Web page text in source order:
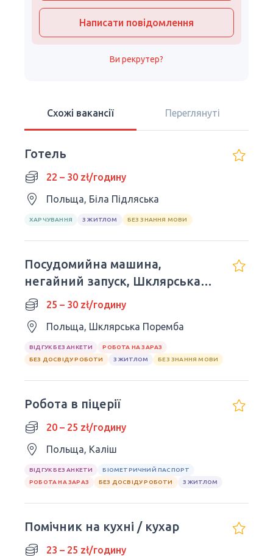
Написати повідомлення
Ви рекрутер?
Схожі вакансії Переглянуті
Готель
22 – 30 zł/годину
Польща, Біла Підляська
ХАРЧУВАННЯ З ЖИТЛОМ БЕЗ ЗНАННЯ МОВИ
Посудомийна машина,
негайний запуск, Шклярська
Поремба
25 – 30 zł/годину
Польща, Шклярська Поремба
ВІДГУК БЕЗ АНКЕТИ
РОБОТА НА ЗАРАЗ
БЕЗ ДОСВІДУ РОБОТИ
З ЖИТЛОМ БЕЗ ЗНАННЯ МОВИ
Робота в піцерії
20 – 25 zł/годину
Польща, Каліш
ВІДГУК БЕЗ АНКЕТИ
БІОМЕТРИЧНИЙ ПАСПОРТ
РОБОТА НА ЗАРАЗ
БЕЗ ДОСВІДУ РОБОТИ З ЖИТЛОМ
Помічник на кухні / кухар
23 – 25 zł/годину